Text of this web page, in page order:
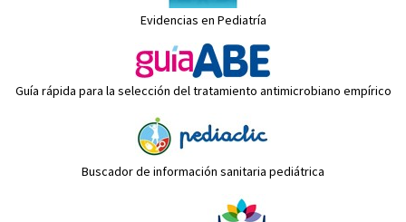
Evidencias en Pediatría
Guía rápida para la selección del tratamiento antimicrobiano empírico
Buscador de información sanitaria pediátrica